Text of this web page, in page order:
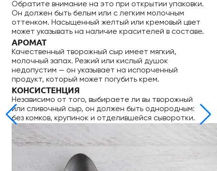
Обратите внимание на это при открытии упаковки.
Он должен быть белым или с легким молочным
оттенком. Насыщенный желтый или кремовый цвет
может указывать на наличие красителей в составе.
АРОМАТ
Качественный творожный сыр имеет мягкий,
молочный запах. Резкий или кислый душок
недопустим — он указывает на испорченный
продукт, который может погубить крем.
КОНСИСТЕНЦИЯ
Независимо от того, выбираете ли вы творожный
или сливочный сыр, он должен быть однородным:
без комков, крупинок и отделившейся сыворотки.